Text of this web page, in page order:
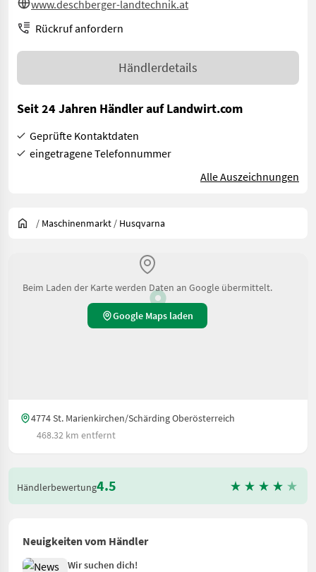
www.deschberger-landtechnik.at
Rückruf anfordern
Händlerdetails
Seit 24 Jahren Händler auf Landwirt.com
Geprüfte Kontaktdaten
eingetragene Telefonnummer
Alle Auszeichnungen
/ Maschinenmarkt / Husqvarna
Beim Laden der Karte werden Daten an Google übermittelt.
Google Maps laden
4774 St. Marienkirchen/Schärding Oberösterreich
468.32 km entfernt
Händlerbewertung4.5
Neuigkeiten vom Händler
Wir suchen dich!